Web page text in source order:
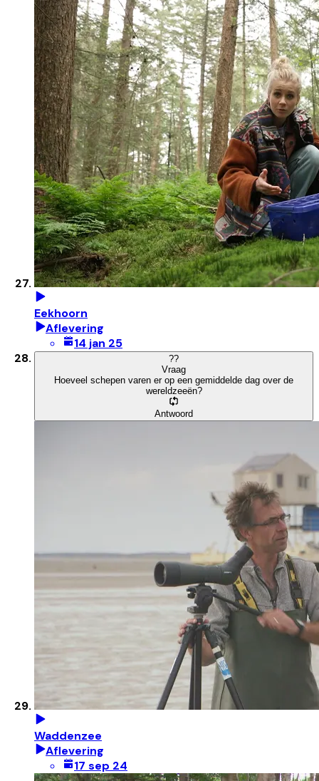
Eekhoorn
Aflevering
14 jan 25
??
Vraag
Hoeveel schepen varen er op een gemiddelde dag over de
wereldzeeën?
Antwoord
Waddenzee
Aflevering
17 sep 24